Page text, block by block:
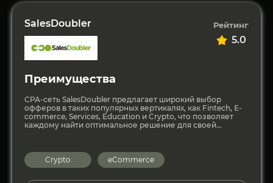
SalesDoubler Рейтинг
5.0
Преимущества
CPA-сеть SalesDoubler предлагает широкий выбор
офферов в таких популярных вертикалях, как Fintech, E-
commerce, Services, Education и Crypto, что позволяет
каждому найти оптимальное решение для своей
Crypto
eCommerce